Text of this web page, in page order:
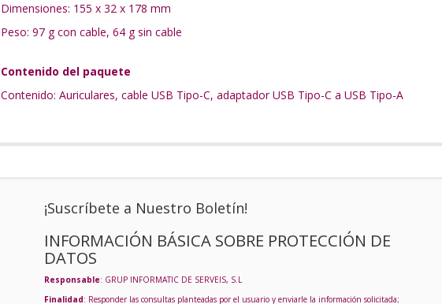
Dimensiones: 155 x 32 x 178 mm
Peso: 97 g con cable, 64 g sin cable
Contenido del paquete
Contenido: Auriculares, cable USB Tipo-C, adaptador USB Tipo-C a USB Tipo-A
¡Suscríbete a Nuestro Boletín!
INFORMACIÓN BÁSICA SOBRE PROTECCIÓN DE
DATOS
Responsable: GRUP INFORMATIC DE SERVEIS, S.L
Finalidad: Responder las consultas planteadas por el usuario y enviarle la información solicitada;